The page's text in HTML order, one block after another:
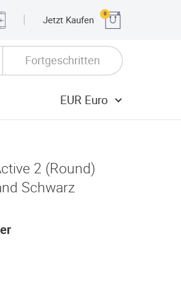
Jetzt Kaufen
0
Fortgeschritten
EUR Euro
2 (Round)
Schwarz